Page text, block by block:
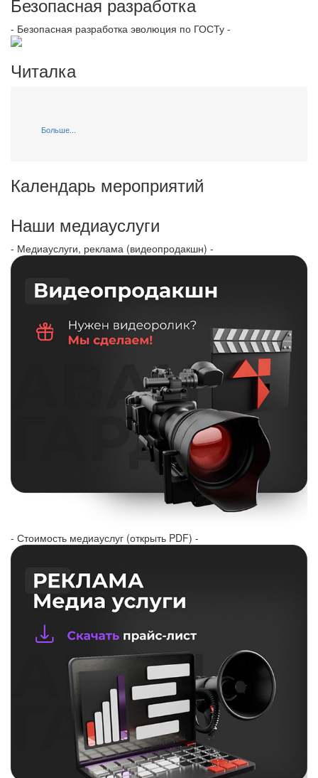
- Безопасная разработка эволюция по ГОСТу -
Читалка
Больше...
Календарь мероприятий
Наши медиауслуги
- Медиауслуги, реклама (видеопродакшн) -
- Стоимость медиауслуг (открыть PDF) -